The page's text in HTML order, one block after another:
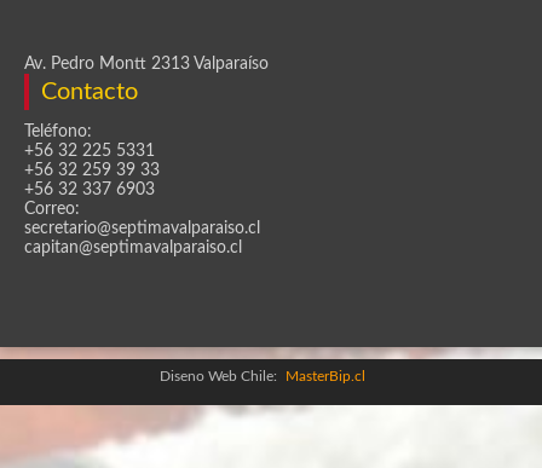
Av. Pedro Montt 2313 Valparaíso
Contacto
Teléfono:
+56 32 225 5331
+56 32 259 39 33
+56 32 337 6903
Correo:
secretario@septimavalparaiso.cl
capitan@septimavalparaiso.cl
Diseno Web Chile: MasterBip.cl